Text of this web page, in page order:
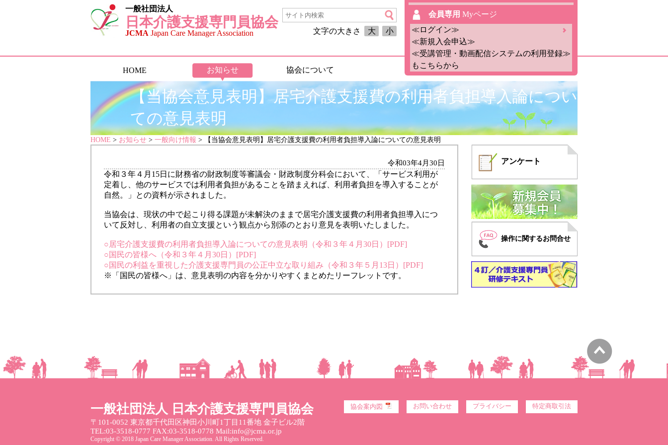
一般社団法人
日本介護支援専門員協会
JCMA Japan Care Manager Association 文字の大きさ 大 小
会員専用 Myページ
≪ログイン≫
≪新規入会申込≫
≪受講管理・動画配信システムの利用登録≫
もこちらから
HOME お知らせ 協会について
【当協会意見表明】居宅介護支援費の利用者負担導入論につい
ての意見表明
HOME > お知らせ > 一般向け情報 > 【当協会意見表明】居宅介護支援費の利用者負担導入論についての意見表明
令和03年4月30日
令和３年４月15日に財務省の財政制度等審議会・財政制度分科会において、「サービス利用が
定着し、他のサービスでは利用者負担があることを踏まえれば、利用者負担を導入することが
自然。」との資料が示されました。
当協会は、現状の中で起こり得る課題が未解決のままで居宅介護支援費の利用者負担導入につ
いて反対し、利用者の自立支援という観点から別添のとおり意見を表明いたしました。
○居宅介護支援費の利用者負担導入論についての意見表明（令和３年４月30日）[PDF]
○国民の皆様へ（令和３年４月30日）[PDF]
○国民の利益を重視した介護支援専門員の公正中立な取り組み（令和３年５月13日）[PDF]
※「国民の皆様へ」は、意見表明の内容を分かりやすくまとめたリーフレットです。
アンケート
操作に関するお問合せ
一般社団法人 日本介護支援専門員協会
〒101-0052 東京都千代田区神田小川町1丁目11番地 金子ビル2階
TEL:03-3518-0777 FAX:03-3518-0778 Mail:info@jcma.or.jp
Copyright © 2018 Japan Care Manager Association. All Rights Reserved.
協会案内図 お問い合わせ プライバシー 特定商取引法